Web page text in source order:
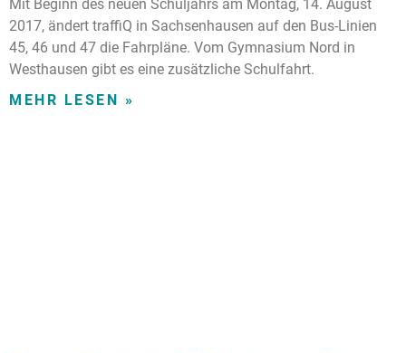
Mit Beginn des neuen Schuljahrs am Montag, 14. August
2017, ändert traffiQ in Sachsenhausen auf den Bus-Linien
45, 46 und 47 die Fahrpläne. Vom Gymnasium Nord in
Westhausen gibt es eine zusätzliche Schulfahrt.
MEHR LESEN »